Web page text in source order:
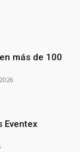
más de 100
Eventex